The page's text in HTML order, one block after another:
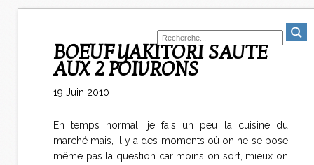
BOEUF YAKITORI SAUTÉ
AUX 2 POIVRONS
19 Juin 2010
En temps normal, je fais un peu la cuisine du
marché mais, il y a des moments où on ne se pose
même pas la question car moins on sort, mieux on